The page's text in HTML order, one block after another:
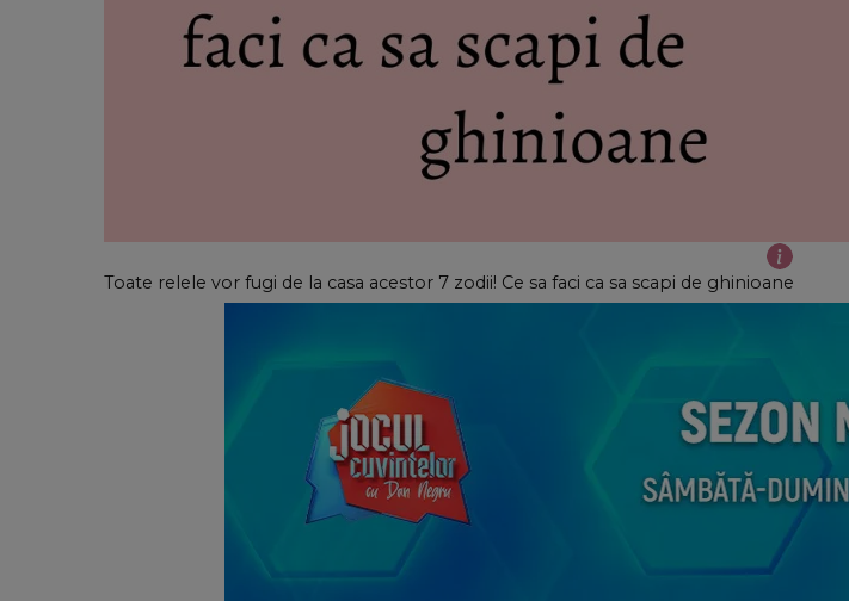
Toate relele vor fugi de la casa acestor 7 zodii! Ce sa faci ca sa scapi de ghinioane